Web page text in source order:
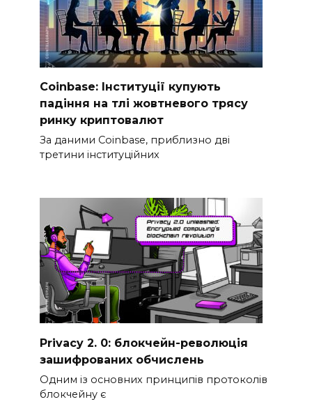
Coinbase: Інституції купують
падіння на тлі жовтневого трясу
ринку криптовалют
За даними Coinbase, приблизно дві
третини інституційних
Privacy 2. 0: блокчейн-революція
зашифрованих обчислень
Одним із основних принципів протоколів
блокчейну є